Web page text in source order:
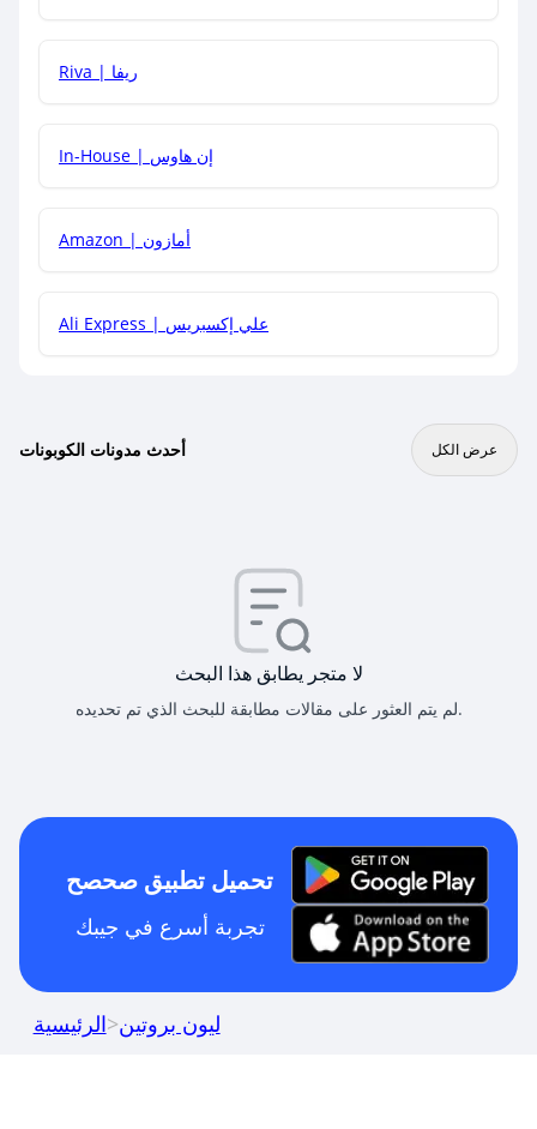
هل يمكنني جمع كود خصم مع العروض الأخرى؟
Riva | ريفا
In-House | إن هاوس
Amazon | أمازون
Ali Express | علي إكسبريس
أحدث مدونات الكوبونات عرض الكل
لا متجر يطابق هذا البحث
لم يتم العثور على مقالات مطابقة للبحث الذي تم تحديده.
تحميل تطبيق صحصح
تجربة أسرع في جيبك
الرئيسية>ليون بروتين